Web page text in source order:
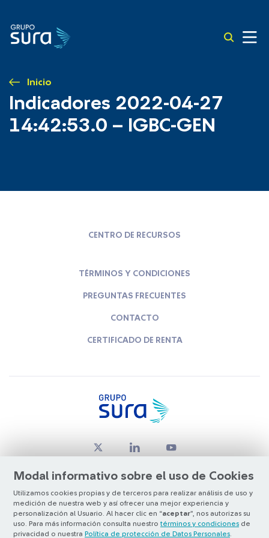
Inicio
Indicadores 2022-04-27
14:42:53.0 – IGBC-GEN
Modal informativo sobre el uso de Cookies
Utilizamos cookies propias y de terceros para realizar análisis de uso y
medición de nuestra web y así ofrecer una mejor experiencia y
personalización al Usuario. Al hacer clic en “aceptar”, nos autorizas su
uso. Para más información consulta nuestro términos y condiciones de
privacidad o nuestra Política de protección de Datos Personales
CENTRO DE RECURSOS
TÉRMINOS Y CONDICIONES
PREGUNTAS FRECUENTES
CONTACTO
CERTIFICADO DE RENTA
© Copyright Grupo SURA 2026